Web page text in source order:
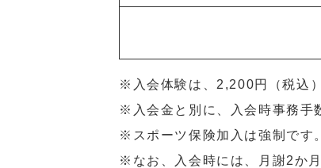
※入会体験は、2,200円（税込
※⼊会⾦と別に、⼊会時事務⼿
※スポーツ保険加⼊は強制です
※なお、⼊会時には、⽉謝2か